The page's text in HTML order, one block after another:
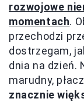
rozwojowe
momentach.
przechodzi
dostrzegam,
dnia na dzień.
marudny,
znacznie